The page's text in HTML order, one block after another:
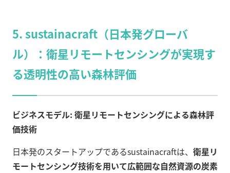
5. sustainacraft（日本発グローバ
ル）：衛星リモートセンシングが実現す
る透明性の高い森林評価
ビジネスモデル: 衛星リモートセンシングによる森林評
価技術
日本発のスタートアップであるsustainacraftは、 衛星リ
モートセンシング技術を用いて広範囲な自然資源の炭素